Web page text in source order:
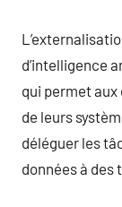
d’intelligence
qui permet
de leurs
déléguer les
données à des